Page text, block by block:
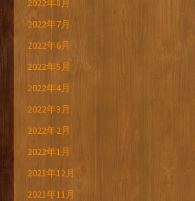
2022年8月
2022年7月
2022年6月
2022年5月
2022年4月
2022年3月
2022年2月
2022年1月
2021年12月
2021年11月